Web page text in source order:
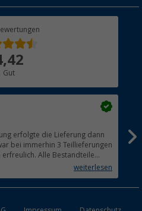
Gut
erfolgte die Lieferung dann
bei immerhin 3 Teillieferungen
Alle Bestandteile
Das Gerät (Gasgrill)weiterlesen